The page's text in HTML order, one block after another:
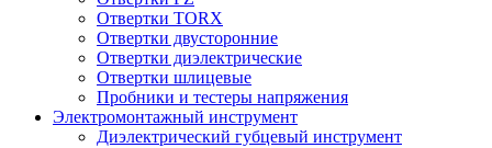
Отвертки TORX
Отвертки двусторонние
Отвертки диэлектрические
Отвертки шлицевые
Пробники и тестеры напряжения
Электромонтажный инструмент
Диэлектрический губцевый инструмент